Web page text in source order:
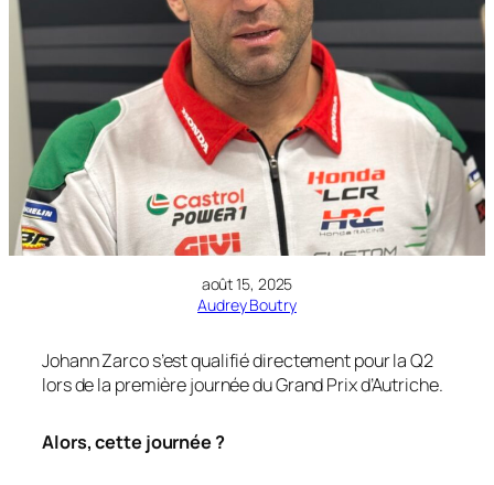
août 15, 2025
Audrey Boutry
Johann Zarco s’est qualifié directement pour la Q2
lors de la première journée du Grand Prix d’Autriche.
Alors, cette journée ?